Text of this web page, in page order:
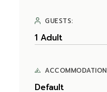
GUESTS:
ACCOMMODATION